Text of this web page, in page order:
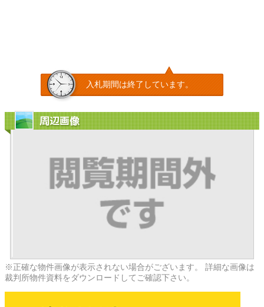
入札期間は終了しています。
周辺画像
※正確な物件画像が表示されない場合がございます。 詳細な画像は
裁判所物件資料をダウンロードしてご確認下さい。